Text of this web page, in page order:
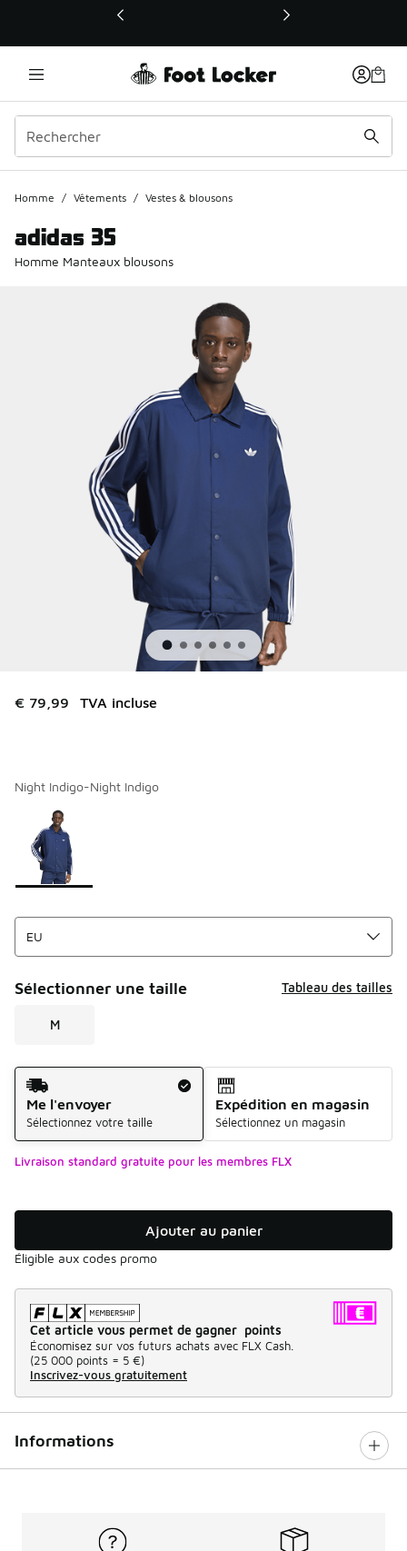
Ce lien ouvrira une nouvelle fenêtre
Homme / Vêtements / Vestes & blousons
adidas 3S
Homme Manteaux blousons
€ 79,99 TVA incluse
Night Indigo-Night Indigo
Page 1 sur 1 affichant 1 à 1 des 1 couleurs.
Merci de sélectionner un style
Sélectionner une taille Tableau des tailles
M
Mode d'expédition
Me l'envoyer
Sélectionnez votre taille
Expédition en magasin
Sélectionnez un magasin
Livraison standard gratuite pour les membres FLX
Ajouter au panier
Éligible aux codes promo
Cet article vous permet de gagner points
Économisez sur vos futurs achats avec FLX Cash.
(25 000 points = 5 €)
Inscrivez-vous gratuitement
Informations